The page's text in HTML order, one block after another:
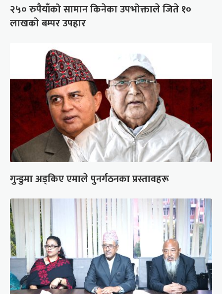
२५० रुपैयाँको सामान किनेका उपभोक्ताले जिते १०
लाखको बम्पर उपहार
गुन्डुमा अड्किए एमाले पुनर्गठनका प्रस्तावहरू